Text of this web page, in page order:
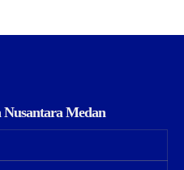
Medan